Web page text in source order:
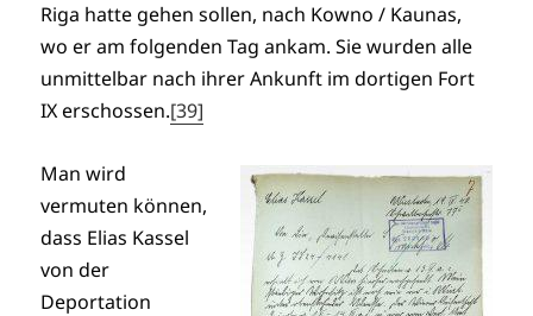
Riga hatte gehen sollen, nach Kowno / Kaunas,
wo er am folgenden Tag ankam. Sie wurden alle
unmittelbar nach ihrer Ankunft im dortigen Fort
IX erschossen.[39]
Man wird
vermuten können,
dass Elias Kassel
von der
Deportation